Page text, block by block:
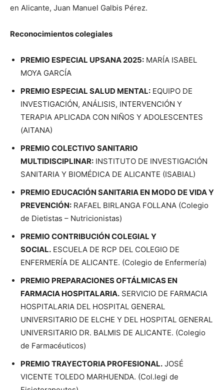
en Alicante, Juan Manuel Galbis Pérez.
Reconocimientos colegiales
PREMIO ESPECIAL UPSANA 2025: MARÍA ISABEL
MOYA GARCÍA
PREMIO ESPECIAL SALUD MENTAL: EQUIPO DE
INVESTIGACIÓN, ANÁLISIS, INTERVENCIÓN Y
TERAPIA APLICADA CON NIÑOS Y ADOLESCENTES
(AITANA)
PREMIO COLECTIVO SANITARIO
MULTIDISCIPLINAR: INSTITUTO DE INVESTIGACIÓN
SANITARIA Y BIOMÉDICA DE ALICANTE (ISABIAL)
PREMIO EDUCACIÓN SANITARIA EN MODO DE VIDA Y
PREVENCIÓN: RAFAEL BIRLANGA FOLLANA (Colegio
de Dietistas – Nutricionistas)
PREMIO CONTRIBUCIÓN COLEGIAL Y
SOCIAL. ESCUELA DE RCP DEL COLEGIO DE
ENFERMERÍA DE ALICANTE. (Colegio de Enfermería)
PREMIO PREPARACIONES OFTÁLMICAS EN
FARMACIA HOSPITALARIA. SERVICIO DE FARMACIA
HOSPITALARIA DEL HOSPITAL GENERAL
UNIVERSITARIO DE ELCHE Y DEL HOSPITAL GENERAL
UNIVERSITARIO DR. BALMIS DE ALICANTE. (Colegio
de Farmacéuticos)
PREMIO TRAYECTORIA PROFESIONAL. JOSÉ
VICENTE TOLEDO MARHUENDA. (Col.legi de